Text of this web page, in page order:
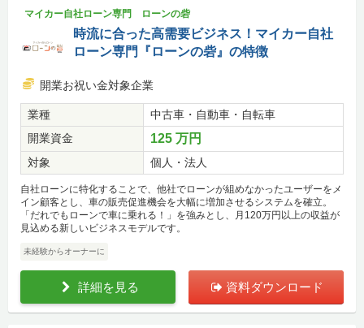
マイカー自社ローン専門 ローンの砦
時流に合った高需要ビジネス！マイカー自社
ローン専門『ローンの砦』の特徴
開業お祝い金対象企業
業種
中古車・自動車・自転車
開業資金
125 万円
対象 個人・法人
自社ローンに特化することで、他社でローンが組めなかったユーザーをメ
イン顧客とし、車の販売促進機会を大幅に増加させるシステムを確立。
「だれでもローンで車に乗れる！」を強みとし、月120万円以上の収益が
見込める新しいビジネスモデルです。
未経験からオーナーに
詳細を見る 資料ダウンロード